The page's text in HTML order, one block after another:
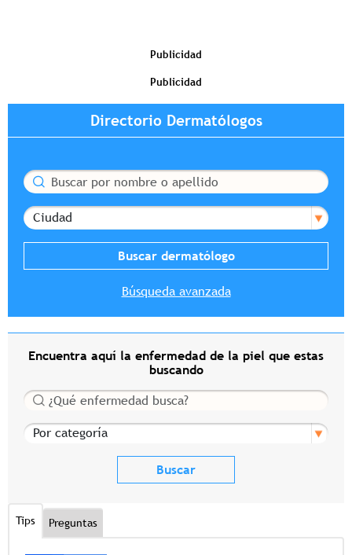
Publicidad
Publicidad
Directorio Dermatólogos
Buscar
Ciudad
Búsqueda avanzada
Encuentra aquí la enfermedad de la piel que estas
buscando
Buscar
Por categoría
Tips Preguntas